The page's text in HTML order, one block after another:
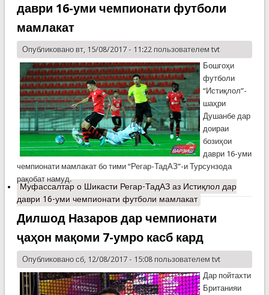
даври 16-уми чемпионати футболи
мамлакат
Опубликовано вт, 15/08/2017 - 11:22 пользователем tvt
Бошгоҳи
футболи
“Истиқлол”-
шаҳри
Душанбе дар
доираи
бозиҳои
даври 16-уми
чемпионати мамлакат бо тими “Регар-ТадАЗ”-и Турсунзода
рақобат намуд.
Муфассалтаро Шикасти Регар-ТадАЗ аз Истиқлол дар
даври 16-уми чемпионати футболи мамлакат
Дилшод Назаров дар чемпионати
ҷаҳон мақоми 7-умро касб кард
Опубликовано сб, 12/08/2017 - 15:08 пользователем tvt
Дар пойтахти
Британияи